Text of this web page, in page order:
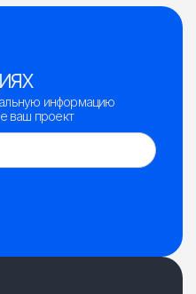
информацию
ваш проект